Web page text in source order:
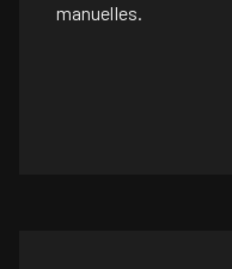
manuelles.